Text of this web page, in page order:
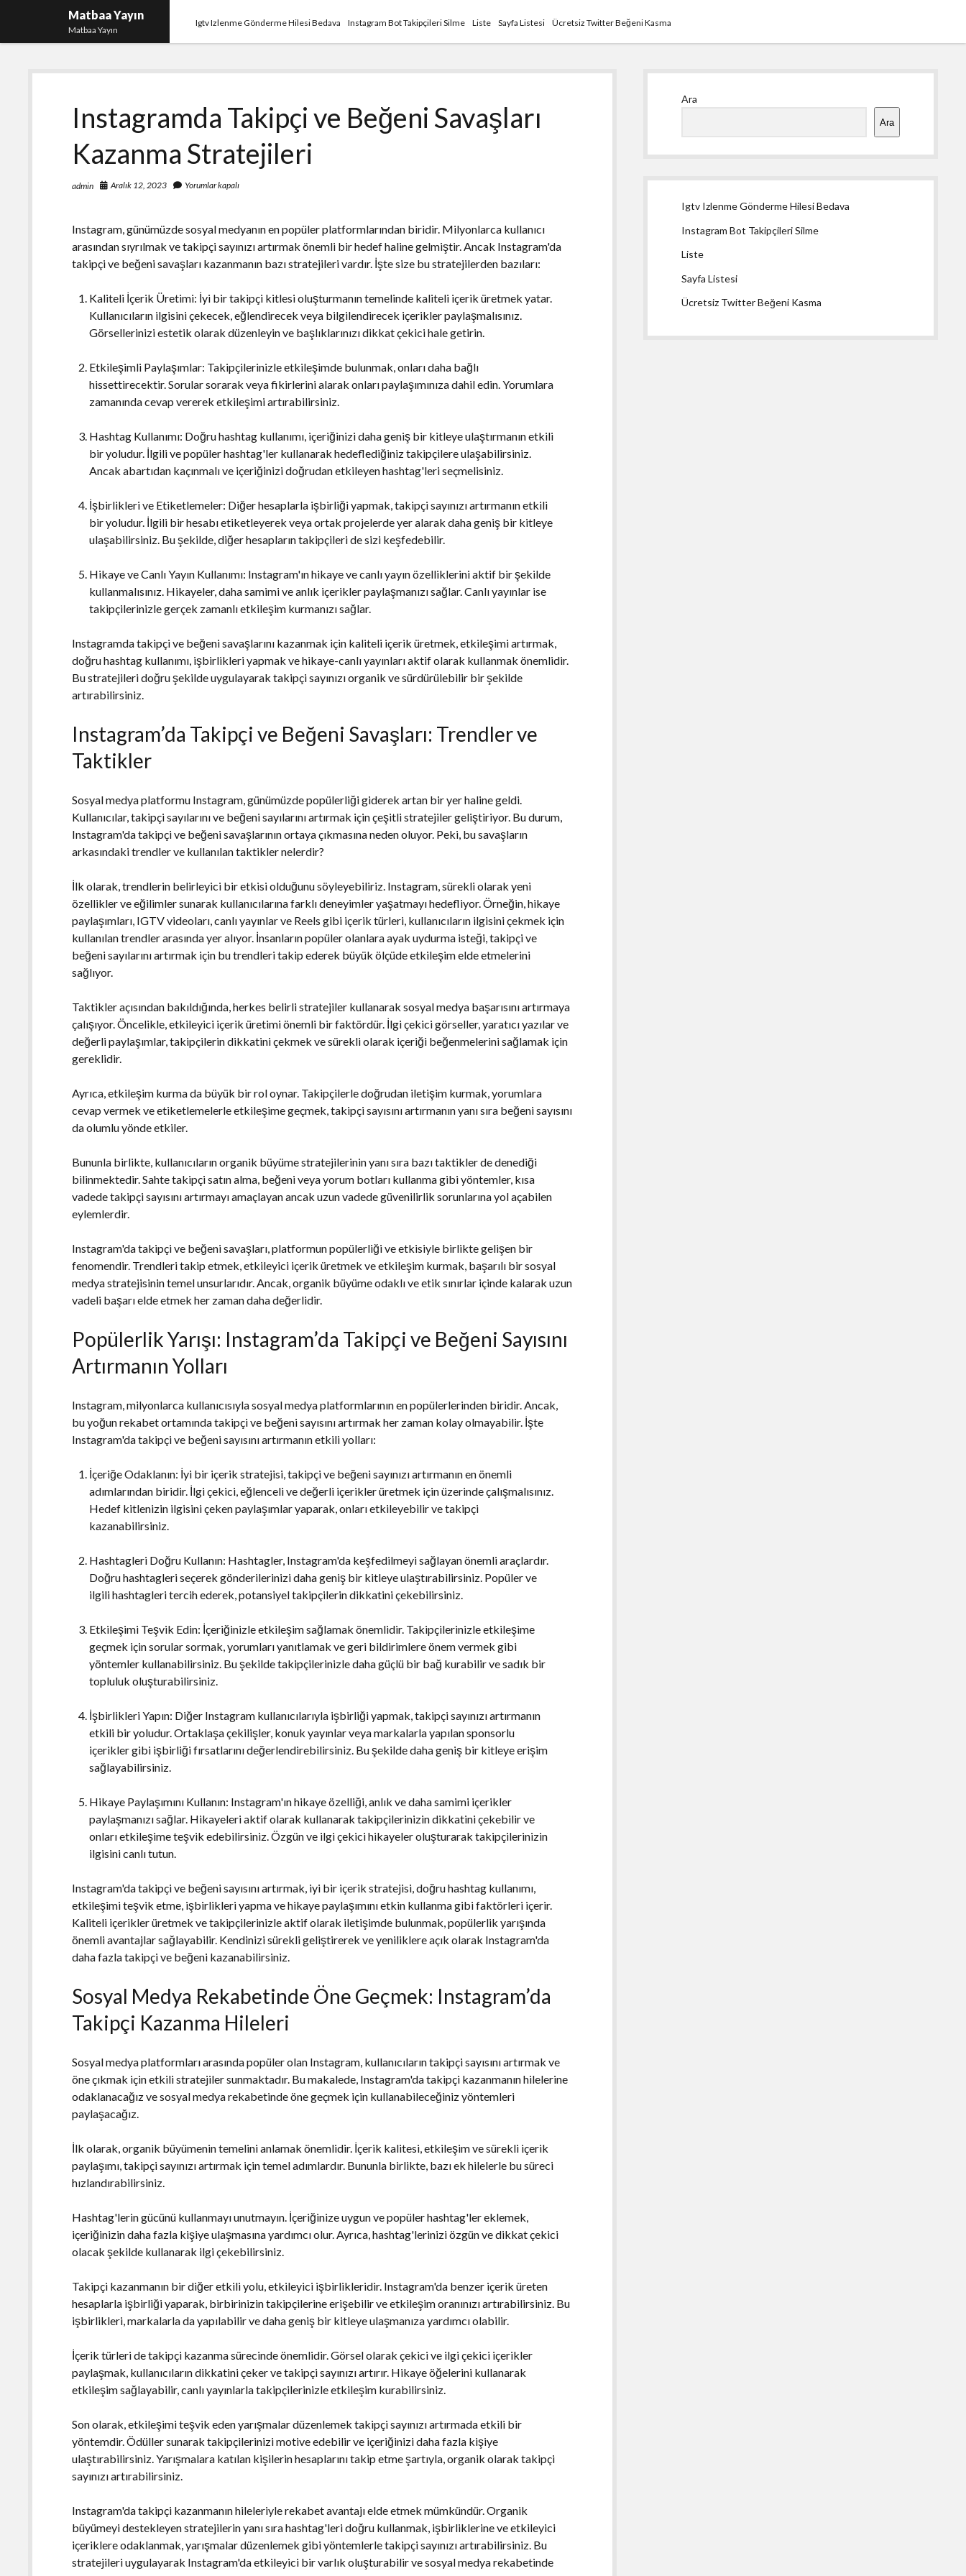
Matbaa Yayın
Matbaa Yayın
Igtv Izlenme Gönderme Hilesi Bedava Instagram Bot Takipçileri Silme Liste Sayfa Listesi Ücretsiz Twitter Beğeni Kasma
Instagramda Takipçi ve Beğeni Savaşları
Kazanma Stratejileri
admin Aralık 12, 2023 Yorumlar kapalı
Instagram, günümüzde sosyal medyanın en popüler platformlarından biridir. Milyonlarca kullanıcı
arasından sıyrılmak ve takipçi sayınızı artırmak önemli bir hedef haline gelmiştir. Ancak Instagram'da
takipçi ve beğeni savaşları kazanmanın bazı stratejileri vardır. İşte size bu stratejilerden bazıları:
Kaliteli İçerik Üretimi: İyi bir takipçi kitlesi oluşturmanın temelinde kaliteli içerik üretmek yatar.
Kullanıcıların ilgisini çekecek, eğlendirecek veya bilgilendirecek içerikler paylaşmalısınız.
Görsellerinizi estetik olarak düzenleyin ve başlıklarınızı dikkat çekici hale getirin.
Etkileşimli Paylaşımlar: Takipçilerinizle etkileşimde bulunmak, onları daha bağlı
hissettirecektir. Sorular sorarak veya fikirlerini alarak onları paylaşımınıza dahil edin. Yorumlara
zamanında cevap vererek etkileşimi artırabilirsiniz.
Hashtag Kullanımı: Doğru hashtag kullanımı, içeriğinizi daha geniş bir kitleye ulaştırmanın etkili
bir yoludur. İlgili ve popüler hashtag'ler kullanarak hedeflediğiniz takipçilere ulaşabilirsiniz.
Ancak abartıdan kaçınmalı ve içeriğinizi doğrudan etkileyen hashtag'leri seçmelisiniz.
İşbirlikleri ve Etiketlemeler: Diğer hesaplarla işbirliği yapmak, takipçi sayınızı artırmanın etkili
bir yoludur. İlgili bir hesabı etiketleyerek veya ortak projelerde yer alarak daha geniş bir kitleye
ulaşabilirsiniz. Bu şekilde, diğer hesapların takipçileri de sizi keşfedebilir.
Hikaye ve Canlı Yayın Kullanımı: Instagram'ın hikaye ve canlı yayın özelliklerini aktif bir şekilde
kullanmalısınız. Hikayeler, daha samimi ve anlık içerikler paylaşmanızı sağlar. Canlı yayınlar ise
takipçilerinizle gerçek zamanlı etkileşim kurmanızı sağlar.
Instagramda takipçi ve beğeni savaşlarını kazanmak için kaliteli içerik üretmek, etkileşimi artırmak,
doğru hashtag kullanımı, işbirlikleri yapmak ve hikaye-canlı yayınları aktif olarak kullanmak önemlidir.
Bu stratejileri doğru şekilde uygulayarak takipçi sayınızı organik ve sürdürülebilir bir şekilde
artırabilirsiniz.
Instagram’da Takipçi ve Beğeni Savaşları: Trendler ve
Taktikler
Sosyal medya platformu Instagram, günümüzde popülerliği giderek artan bir yer haline geldi.
Kullanıcılar, takipçi sayılarını ve beğeni sayılarını artırmak için çeşitli stratejiler geliştiriyor. Bu durum,
Instagram'da takipçi ve beğeni savaşlarının ortaya çıkmasına neden oluyor. Peki, bu savaşların
arkasındaki trendler ve kullanılan taktikler nelerdir?
İlk olarak, trendlerin belirleyici bir etkisi olduğunu söyleyebiliriz. Instagram, sürekli olarak yeni
özellikler ve eğilimler sunarak kullanıcılarına farklı deneyimler yaşatmayı hedefliyor. Örneğin, hikaye
paylaşımları, IGTV videoları, canlı yayınlar ve Reels gibi içerik türleri, kullanıcıların ilgisini çekmek için
kullanılan trendler arasında yer alıyor. İnsanların popüler olanlara ayak uydurma isteği, takipçi ve
beğeni sayılarını artırmak için bu trendleri takip ederek büyük ölçüde etkileşim elde etmelerini
sağlıyor.
Taktikler açısından bakıldığında, herkes belirli stratejiler kullanarak sosyal medya başarısını artırmaya
çalışıyor. Öncelikle, etkileyici içerik üretimi önemli bir faktördür. İlgi çekici görseller, yaratıcı yazılar ve
değerli paylaşımlar, takipçilerin dikkatini çekmek ve sürekli olarak içeriği beğenmelerini sağlamak için
gereklidir.
Ayrıca, etkileşim kurma da büyük bir rol oynar. Takipçilerle doğrudan iletişim kurmak, yorumlara
cevap vermek ve etiketlemelerle etkileşime geçmek, takipçi sayısını artırmanın yanı sıra beğeni sayısını
da olumlu yönde etkiler.
Bununla birlikte, kullanıcıların organik büyüme stratejilerinin yanı sıra bazı taktikler de denediği
bilinmektedir. Sahte takipçi satın alma, beğeni veya yorum botları kullanma gibi yöntemler, kısa
vadede takipçi sayısını artırmayı amaçlayan ancak uzun vadede güvenilirlik sorunlarına yol açabilen
eylemlerdir.
Instagram'da takipçi ve beğeni savaşları, platformun popülerliği ve etkisiyle birlikte gelişen bir
fenomendir. Trendleri takip etmek, etkileyici içerik üretmek ve etkileşim kurmak, başarılı bir sosyal
medya stratejisinin temel unsurlarıdır. Ancak, organik büyüme odaklı ve etik sınırlar içinde kalarak uzun
vadeli başarı elde etmek her zaman daha değerlidir.
Popülerlik Yarışı: Instagram’da Takipçi ve Beğeni Sayısını
Artırmanın Yolları
Instagram, milyonlarca kullanıcısıyla sosyal medya platformlarının en popülerlerinden biridir. Ancak,
bu yoğun rekabet ortamında takipçi ve beğeni sayısını artırmak her zaman kolay olmayabilir. İşte
Instagram'da takipçi ve beğeni sayısını artırmanın etkili yolları:
İçeriğe Odaklanın: İyi bir içerik stratejisi, takipçi ve beğeni sayınızı artırmanın en önemli
adımlarından biridir. İlgi çekici, eğlenceli ve değerli içerikler üretmek için üzerinde çalışmalısınız.
Hedef kitlenizin ilgisini çeken paylaşımlar yaparak, onları etkileyebilir ve takipçi
kazanabilirsiniz.
Hashtagleri Doğru Kullanın: Hashtagler, Instagram'da keşfedilmeyi sağlayan önemli araçlardır.
Doğru hashtagleri seçerek gönderilerinizi daha geniş bir kitleye ulaştırabilirsiniz. Popüler ve
ilgili hashtagleri tercih ederek, potansiyel takipçilerin dikkatini çekebilirsiniz.
Etkileşimi Teşvik Edin: İçeriğinizle etkileşim sağlamak önemlidir. Takipçilerinizle etkileşime
geçmek için sorular sormak, yorumları yanıtlamak ve geri bildirimlere önem vermek gibi
yöntemler kullanabilirsiniz. Bu şekilde takipçilerinizle daha güçlü bir bağ kurabilir ve sadık bir
topluluk oluşturabilirsiniz.
İşbirlikleri Yapın: Diğer Instagram kullanıcılarıyla işbirliği yapmak, takipçi sayınızı artırmanın
etkili bir yoludur. Ortaklaşa çekilişler, konuk yayınlar veya markalarla yapılan sponsorlu
içerikler gibi işbirliği fırsatlarını değerlendirebilirsiniz. Bu şekilde daha geniş bir kitleye erişim
sağlayabilirsiniz.
Hikaye Paylaşımını Kullanın: Instagram'ın hikaye özelliği, anlık ve daha samimi içerikler
paylaşmanızı sağlar. Hikayeleri aktif olarak kullanarak takipçilerinizin dikkatini çekebilir ve
onları etkileşime teşvik edebilirsiniz. Özgün ve ilgi çekici hikayeler oluşturarak takipçilerinizin
ilgisini canlı tutun.
Instagram'da takipçi ve beğeni sayısını artırmak, iyi bir içerik stratejisi, doğru hashtag kullanımı,
etkileşimi teşvik etme, işbirlikleri yapma ve hikaye paylaşımını etkin kullanma gibi faktörleri içerir.
Kaliteli içerikler üretmek ve takipçilerinizle aktif olarak iletişimde bulunmak, popülerlik yarışında
önemli avantajlar sağlayabilir. Kendinizi sürekli geliştirerek ve yeniliklere açık olarak Instagram'da
daha fazla takipçi ve beğeni kazanabilirsiniz.
Sosyal Medya Rekabetinde Öne Geçmek: Instagram’da
Takipçi Kazanma Hileleri
Sosyal medya platformları arasında popüler olan Instagram, kullanıcıların takipçi sayısını artırmak ve
öne çıkmak için etkili stratejiler sunmaktadır. Bu makalede, Instagram'da takipçi kazanmanın hilelerine
odaklanacağız ve sosyal medya rekabetinde öne geçmek için kullanabileceğiniz yöntemleri
paylaşacağız.
İlk olarak, organik büyümenin temelini anlamak önemlidir. İçerik kalitesi, etkileşim ve sürekli içerik
paylaşımı, takipçi sayınızı artırmak için temel adımlardır. Bununla birlikte, bazı ek hilelerle bu süreci
hızlandırabilirsiniz.
Hashtag'lerin gücünü kullanmayı unutmayın. İçeriğinize uygun ve popüler hashtag'ler eklemek,
içeriğinizin daha fazla kişiye ulaşmasına yardımcı olur. Ayrıca, hashtag'lerinizi özgün ve dikkat çekici
olacak şekilde kullanarak ilgi çekebilirsiniz.
Takipçi kazanmanın bir diğer etkili yolu, etkileyici işbirlikleridir. Instagram'da benzer içerik üreten
hesaplarla işbirliği yaparak, birbirinizin takipçilerine erişebilir ve etkileşim oranınızı artırabilirsiniz. Bu
işbirlikleri, markalarla da yapılabilir ve daha geniş bir kitleye ulaşmanıza yardımcı olabilir.
İçerik türleri de takipçi kazanma sürecinde önemlidir. Görsel olarak çekici ve ilgi çekici içerikler
paylaşmak, kullanıcıların dikkatini çeker ve takipçi sayınızı artırır. Hikaye öğelerini kullanarak
etkileşim sağlayabilir, canlı yayınlarla takipçilerinizle etkileşim kurabilirsiniz.
Son olarak, etkileşimi teşvik eden yarışmalar düzenlemek takipçi sayınızı artırmada etkili bir
yöntemdir. Ödüller sunarak takipçilerinizi motive edebilir ve içeriğinizi daha fazla kişiye
ulaştırabilirsiniz. Yarışmalara katılan kişilerin hesaplarını takip etme şartıyla, organik olarak takipçi
sayınızı artırabilirsiniz.
Instagram'da takipçi kazanmanın hileleriyle rekabet avantajı elde etmek mümkündür. Organik
büyümeyi destekleyen stratejilerin yanı sıra hashtag'leri doğru kullanmak, işbirliklerine ve etkileyici
içeriklere odaklanmak, yarışmalar düzenlemek gibi yöntemlerle takipçi sayınızı artırabilirsiniz. Bu
stratejileri uygulayarak Instagram'da etkileyici bir varlık oluşturabilir ve sosyal medya rekabetinde
Ara
Ara
Igtv Izlenme Gönderme Hilesi Bedava
Instagram Bot Takipçileri Silme
Liste
Sayfa Listesi
Ücretsiz Twitter Beğeni Kasma